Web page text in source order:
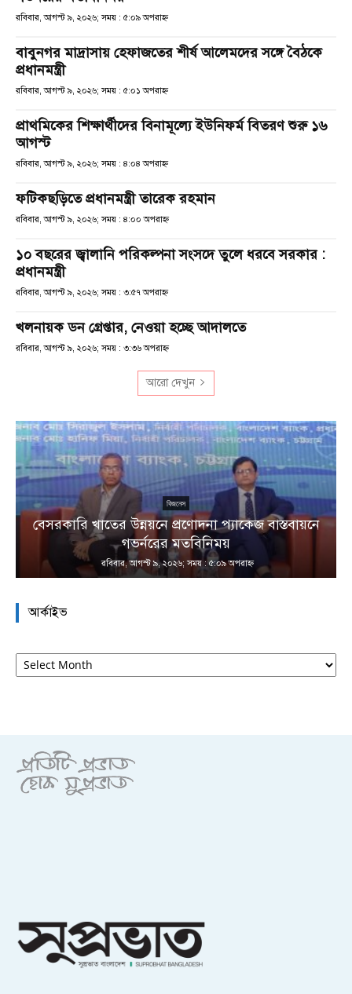
রবিবার, আগস্ট ৯, ২০২৬; সময় : ৫:০৯ অপরাহ্ণ
বাবুনগর মাদ্রাসায় হেফাজতের শীর্ষ আলেমদের সঙ্গে বৈঠকে
প্রধানমন্ত্রী
রবিবার, আগস্ট ৯, ২০২৬; সময় : ৫:০১ অপরাহ্ণ
প্রাথমিকের শিক্ষার্থীদের বিনামূল্যে ইউনিফর্ম বিতরণ শুরু ১৬
আগস্ট
রবিবার, আগস্ট ৯, ২০২৬; সময় : ৪:০৪ অপরাহ্ণ
ফটিকছড়িতে প্রধানমন্ত্রী তারেক রহমান
রবিবার, আগস্ট ৯, ২০২৬; সময় : ৪:০০ অপরাহ্ণ
১০ বছরের জ্বালানি পরিকল্পনা সংসদে তুলে ধরবে সরকার :
প্রধানমন্ত্রী
রবিবার, আগস্ট ৯, ২০২৬; সময় : ৩:৫৭ অপরাহ্ণ
খলনায়ক ডন গ্রেপ্তার, নেওয়া হচ্ছে আদালতে
রবিবার, আগস্ট ৯, ২০২৬; সময় : ৩:৩৬ অপরাহ্ণ
আরো দেখুন
বিজনেস
বেসরকারি খাতের উন্নয়নে প্রণোদনা প্যাকেজ বাস্তবায়নে
গভর্নরের মতবিনিময়
রবিবার, আগস্ট ৯, ২০২৬; সময় : ৫:০৯ অপরাহ্ণ
আর্কাইভ
আর্কাইভ